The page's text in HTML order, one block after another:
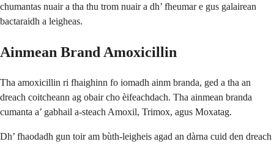
chumantas nuair a tha thu trom nuair a dh’ fheumar e gus galairean
bactaraidh a leigheas.
Ainmean Brand Amoxicillin
Tha amoxicillin ri fhaighinn fo iomadh ainm branda, ged a tha an
dreach coitcheann ag obair cho èifeachdach. Tha ainmean branda
cumanta a’ gabhail a-steach Amoxil, Trimox, agus Moxatag.
Dh’ fhaodadh gun toir am bùth-leigheis agad an dàrna cuid den dreach